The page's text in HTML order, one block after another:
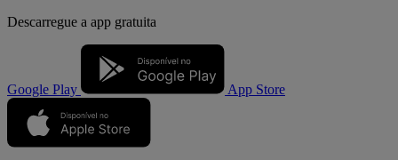
Descarregue a app gratuita
Google Play App Store